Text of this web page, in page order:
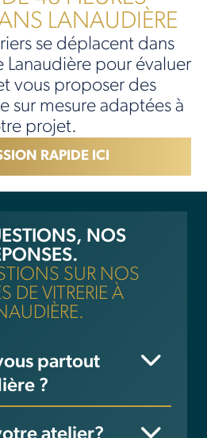
LANAUDIÈRE
se déplacent dans
pour évaluer
vous proposer des
sur mesure adaptées à
projet.
RAPIDE ICI
NOS
SUR NOS
DE VITRERIE À
partout
?